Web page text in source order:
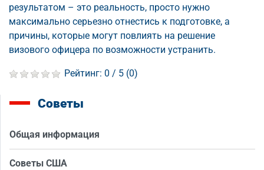
результатом – это реальность, просто нужно
максимально серьезно отнестись к подготовке, а
причины, которые могут повлиять на решение
визового офицера по возможности устранить.
Рейтинг: 0 / 5 (0)
Советы
Общая информация
Советы США